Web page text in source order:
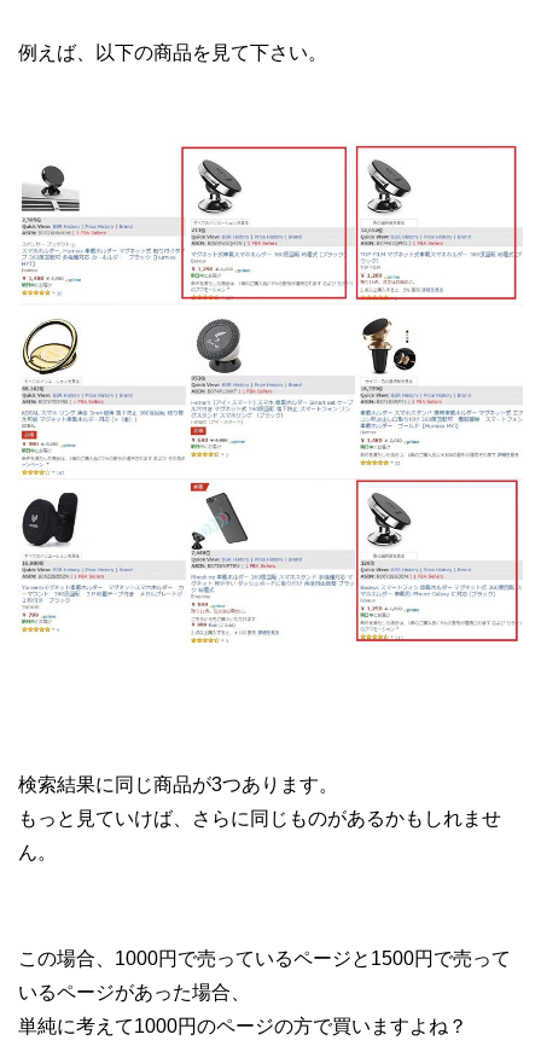
例えば、以下の商品を見て下さい。
検索結果に同じ商品が3つあります。
もっと見ていけば、さらに同じものがあるかもしれませ
ん。
この場合、1000円で売っているページと1500円で売って
いるページがあった場合、
単純に考えて1000円のページの方で買いますよね？